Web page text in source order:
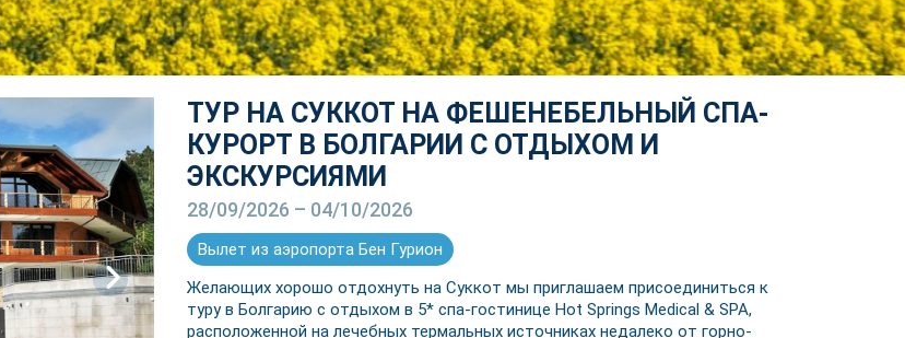
ТУР НА СУККОТ НА ФЕШЕНЕБЕЛЬНЫЙ СПА-
КУРОРТ В БОЛГАРИИ С ОТДЫХОМ И
ЭКСКУРСИЯМИ
28/09/2026 – 04/10/2026
Вылет из аэропорта Бен Гурион
Желающих хорошо отдохнуть на Суккот мы приглашаем присоединиться к
туру в Болгарию с отдыхом в 5* спа-гостинице Hot Springs Medical & SPA,
расположенной на лечебных термальных источниках недалеко от горно-